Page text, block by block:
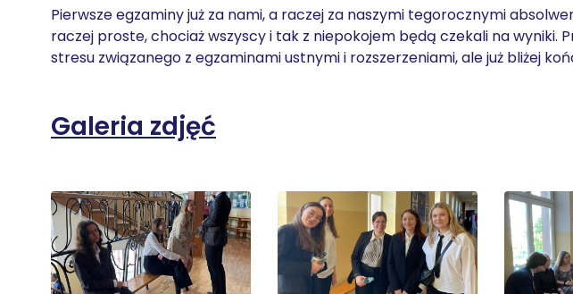
Pierwsze egzaminy już za nami, a raczej za naszymi tegorocznymi
raczej proste, chociaż wszyscy i tak z niepokojem będą czekali na wyniki.
stresu związanego z egzaminami ustnymi i rozszerzeniami, ale już bliżej
Galeria zdjęć